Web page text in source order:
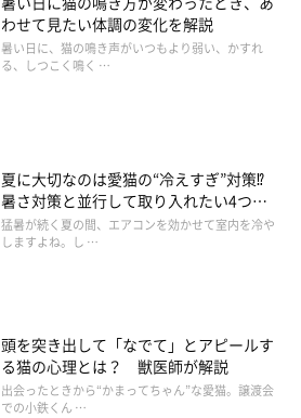
わせて見たい体調の変化を解説
暑い日に、猫の鳴き声がいつもより弱い、かすれ
る、しつこく鳴く …
夏に大切なのは愛猫の“冷えすぎ”対策⁉
暑さ対策と並行して取り入れたい4つの
工夫
猛暑が続く夏の間、エアコンを効かせて室内を冷や
しますよね。し …
頭を突き出して「なでて」とアピールす
る猫の心理とは？ 獣医師が解説
出会ったときから“かまってちゃん”な愛猫。譲渡会
での小鉄くん …